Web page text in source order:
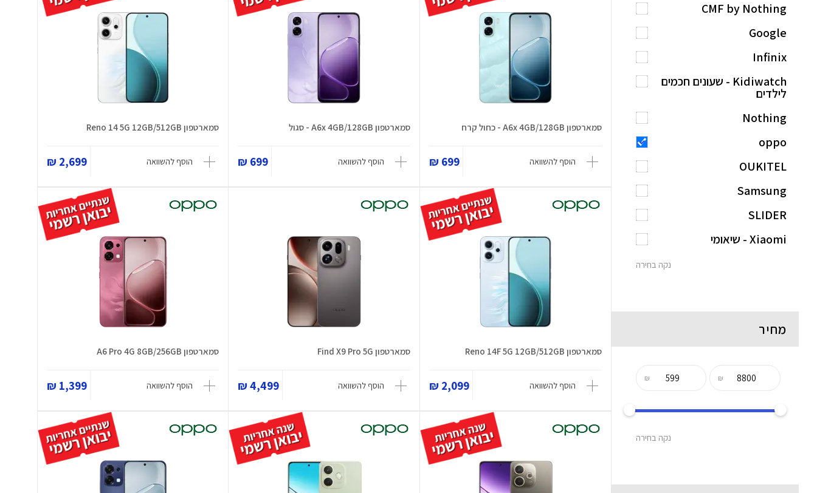
סמארטפון A6x 4GB/128GB - כחול קרח
הוסף להשוואה 699 ₪
סמארטפון A6x 4GB/128GB - סגול
הוסף להשוואה 699 ₪
סמארטפון Reno 14 5G 12GB/512GB
הוסף להשוואה 2,699 ₪
סמארטפון Reno 14F 5G 12GB/512GB
הוסף להשוואה 2,099 ₪
סמארטפון Find X9 Pro 5G
הוסף להשוואה 4,499 ₪
סמארטפון A6 Pro 4G 8GB/256GB
הוסף להשוואה 1,399 ₪
CMF by Nothing
Google
Infinix
Kidiwatch - שעונים חכמים
לילדים
Nothing
oppo
OUKITEL
Samsung
SLIDER
Xiaomi - שיאומי
נקה בחירה
מחיר
₪
₪
נקה בחירה